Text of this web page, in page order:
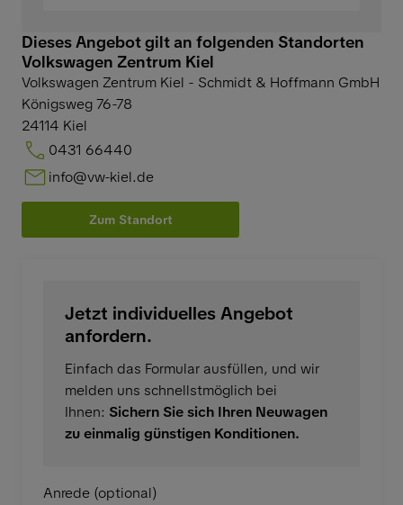
Dieses Angebot gilt an folgenden Standorten
Volkswagen Zentrum Kiel
Volkswagen Zentrum Kiel - Schmidt & Hoffmann GmbH
Königsweg 76-78
24114 Kiel
0431 66440
info@vw-kiel.de
Zum Standort
Jetzt individuelles Angebot
anfordern.
Einfach das Formular ausfüllen, und wir
melden uns schnellstmöglich bei
Ihnen: Sichern Sie sich Ihren Neuwagen
zu einmalig günstigen Konditionen.
Anrede (optional)